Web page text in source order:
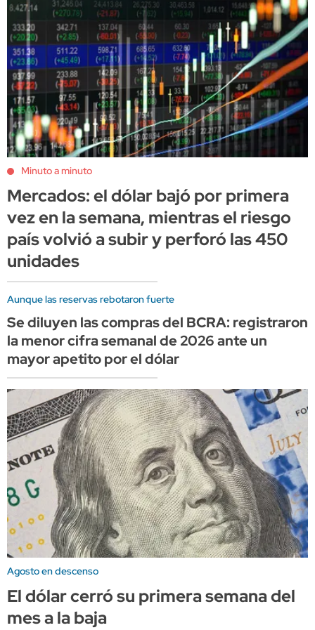
Minuto a minuto
Mercados: el dólar bajó por primera
vez en la semana, mientras el riesgo
país volvió a subir y perforó las 450
unidades
Aunque las reservas rebotaron fuerte
Se diluyen las compras del BCRA: registraron
la menor cifra semanal de 2026 ante un
mayor apetito por el dólar
Agosto en descenso
El dólar cerró su primera semana del
mes a la baja